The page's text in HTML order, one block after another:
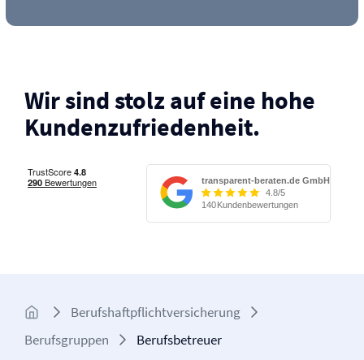
Wir sind stolz auf eine hohe
Kunden­zufriedenheit.
Berufs­haftpflicht­versicherung
Berufsgruppen
Berufsbetreuer